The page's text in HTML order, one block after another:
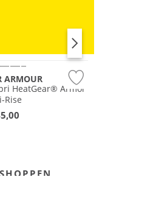
ARMOUR
HeatGear® Armor
Rise